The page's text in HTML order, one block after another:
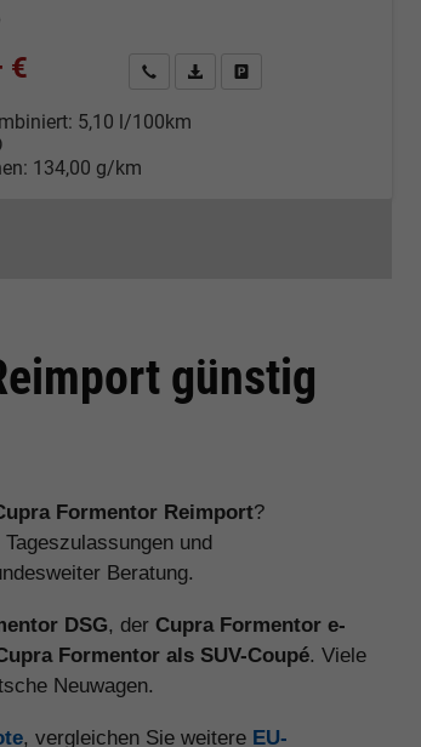
€ Kontakt & Angebot anfordern
PDF-Datei, Fahrzeugexposé
Fahrzeug merken/Expose
5,10 l/100km
134,00 g/km
günstig
Formentor Reimport?
und
Beratung.
DSG, derCupra Formentor e-
Formentor als SUV-Coupé. Viele
Neuwagen.
, vergleichen Sie weitere EU-